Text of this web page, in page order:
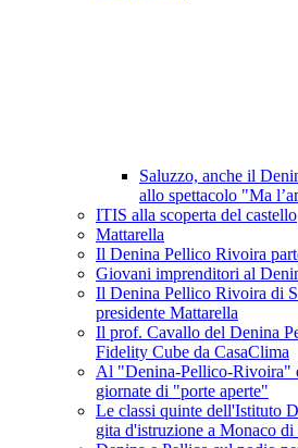
Saluzzo, anche il
allo spettacolo "Ma
ITIS alla scoperta del castello
Mattarella
Il Denina Pellico Rivoira
Giovani imprenditori al
Il Denina Pellico Rivoira di
presidente Mattarella
Il prof. Cavallo del Denina
Fidelity Cube da CasaClima
Al "Denina-Pellico-Rivoira"
giornate di "porte aperte"
Le classi quinte dell'Istituto
gita d'istruzione a Monaco di